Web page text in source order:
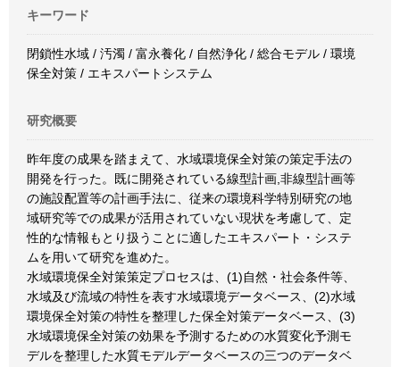
キーワード
閉鎖性水域 / 汚濁 / 富永養化 / 自然浄化 / 総合モデル / 環境
保全対策 / エキスパートシステム
研究概要
昨年度の成果を踏まえて、水域環境保全対策の策定手法の
開発を行った。既に開発されている線型計画,非線型計画等
の施設配置等の計画手法に、従来の環境科学特別研究の地
域研究等での成果が活用されていない現状を考慮して、定
性的な情報もとり扱うことに適したエキスパート・システ
ムを用いて研究を進めた。
水域環境保全対策策定プロセスは、(1)自然・社会条件等、
水域及び流域の特性を表す水域環境データベース、(2)水域
環境保全対策の特性を整理した保全対策データベース、(3)
水域環境保全対策の効果を予測するための水質変化予測モ
デルを整理した水質モデルデータベースの三つのデータベ